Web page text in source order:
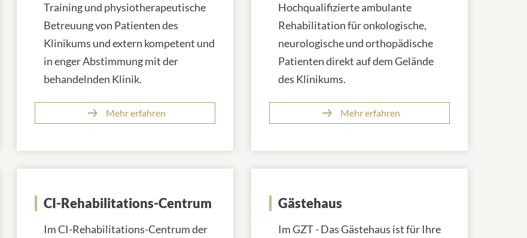
Training und physiotherapeutische
Betreuung von Patienten des
Klinikums und extern kompetent und
in enger Abstimmung mit der
behandelnden Klinik.
Mehr erfahren
Hochqualifizierte ambulante
Rehabilitation für onkologische,
neurologische und orthopädische
Patienten direkt auf dem Gelände
des Klinikums.
Mehr erfahren
CI-Rehabilitations-Centrum
Im CI-Rehabilitations-Centrum der
Gästehaus
Im GZT - Das Gästehaus ist für Ihre